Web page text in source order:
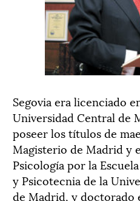
Segovia era licenciado
Universidad Central de
poseer los títulos de
Magisterio de Madrid y
Psicología por la
y Psicotecnia de la
de Madrid, y doctorado